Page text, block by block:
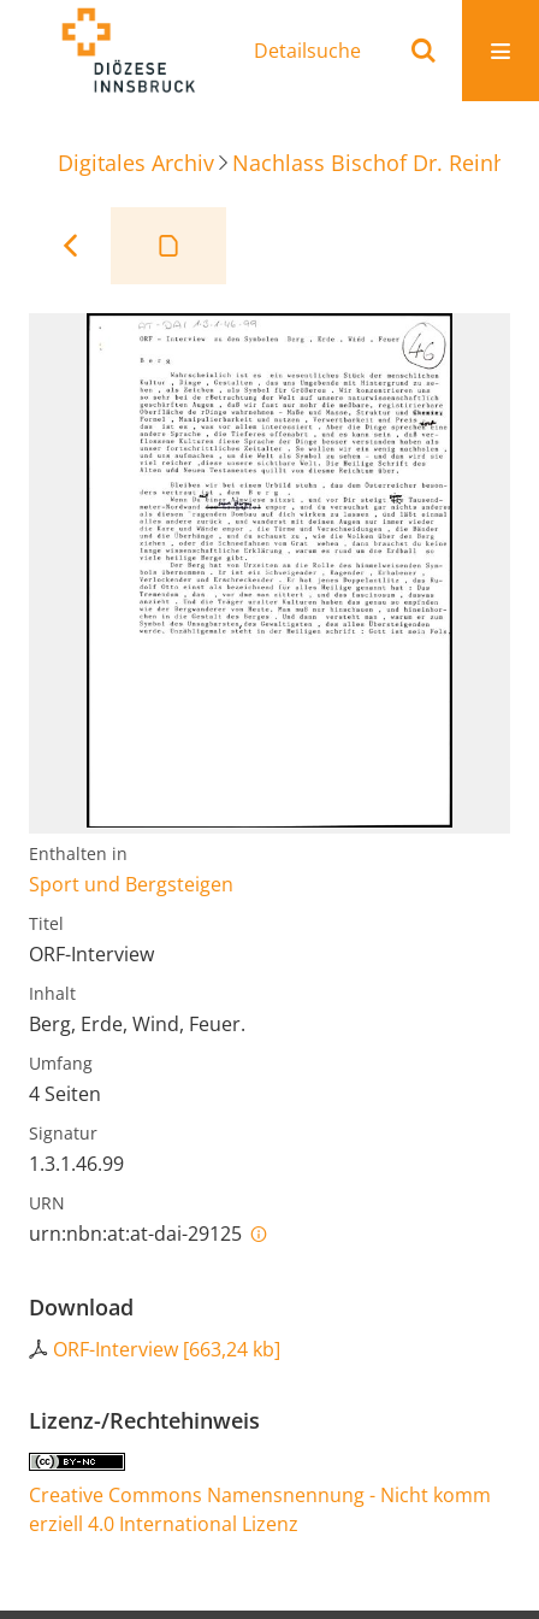
Detailsuche
Digitales Archiv Nachlass Bischof Dr.
Enthalten in
Sport und Bergsteigen
Titel
ORF-Interview
Inhalt
Berg, Erde, Wind, Feuer.
Umfang
4 Seiten
Signatur
1.3.1.46.99
URN
urn:nbn:at:at-dai-29125
Download
ORF-Interview [663,24 kb]
Lizenz-/Rechtehinweis
Creative Commons Namensnennung - Nicht komm
erziell 4.0 International Lizenz